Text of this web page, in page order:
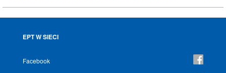
EPT W SIECI
Facebook